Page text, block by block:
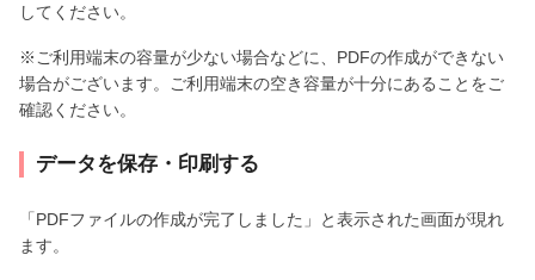
してください。
※ご利用端末の容量が少ない場合などに、PDFの作成ができない
場合がございます。ご利用端末の空き容量が十分にあることをご
確認ください。
データを保存・印刷する
「PDFファイルの作成が完了しました」と表示された画面が現れ
ます。